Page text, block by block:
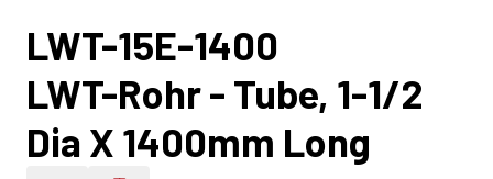
LWT-15E-1400
LWT-Rohr - Tube, 1-1/2
Dia X 1400mm Long